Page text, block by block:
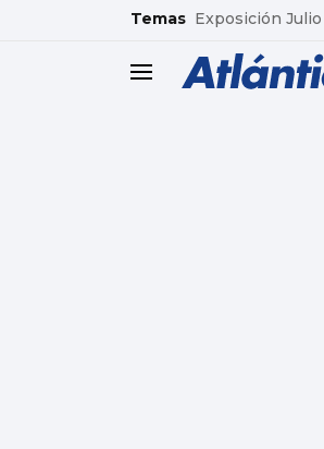
common.go-to-content
Temas Exposición
header.menu.open